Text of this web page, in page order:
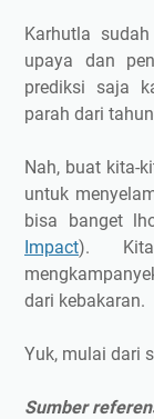
Karhutla
upaya dan
prediksi saja
parah dari
Nah, buat kita-
untuk
bisa banget
Impact).
dari kebakaran.
Yuk, mulai dari
Sumber